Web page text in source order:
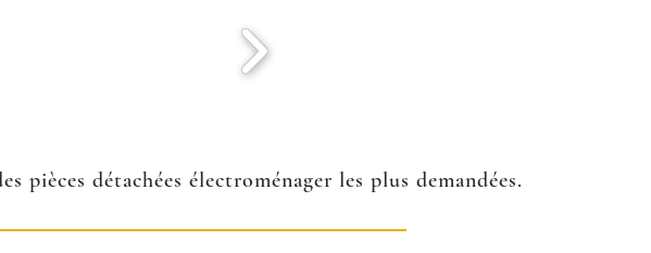
détachées électroménager les plus demandées.